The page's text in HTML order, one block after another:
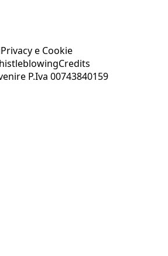
Privacy e Cookie
Credits
P.Iva 00743840159